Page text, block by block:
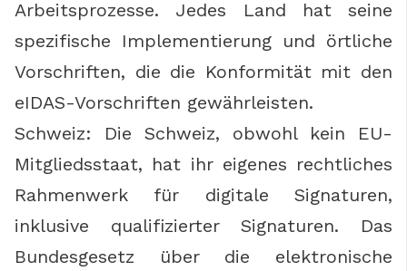
Arbeitsprozesse. Jedes Land hat seine
spezifische Implementierung und örtliche
Vorschriften, die die Konformität mit den
eIDAS-Vorschriften gewährleisten.
Schweiz: Die Schweiz, obwohl kein EU-
Mitgliedsstaat, hat ihr eigenes rechtliches
Rahmenwerk für digitale Signaturen,
inklusive qualifizierter Signaturen. Das
Bundesgesetz über die elektronische